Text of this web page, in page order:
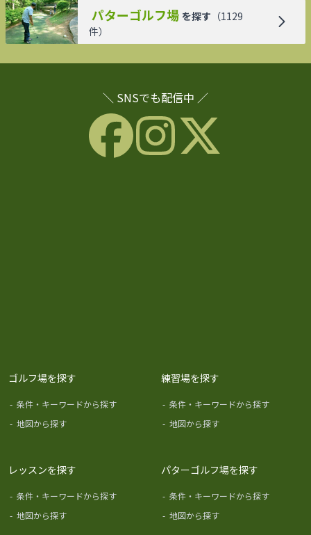
パターゴルフ場 を探す （1129
件）
＼ SNSでも配信中 ／
ゴルフ場を探す
- 条件・キーワードから探す
- 地図から探す
練習場を探す
- 条件・キーワードから探す
- 地図から探す
レッスンを探す
- 条件・キーワードから探す
- 地図から探す
パターゴルフ場を探す
- 条件・キーワードから探す
- 地図から探す